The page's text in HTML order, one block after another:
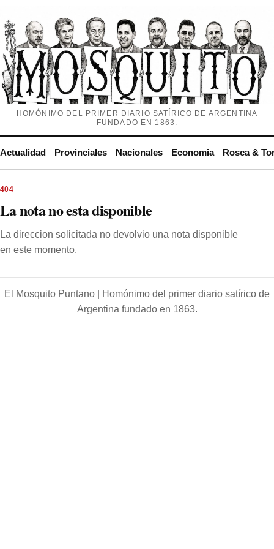
HOMÓNIMO DEL PRIMER DIARIO SATÍRICO DE ARGENTINA
FUNDADO EN 1863.
Actualidad Provinciales Nacionales Economia Rosca &
404
La nota no esta disponible
La direccion solicitada no devolvio una nota disponible
en este momento.
El Mosquito Puntano |
Homónimo del primer diario satírico de
Argentina fundado en 1863.